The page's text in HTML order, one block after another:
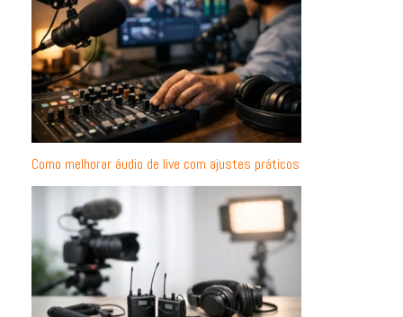
Como melhorar áudio de live com ajustes práticos